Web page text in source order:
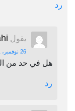
رد
يقول
26 نوفمبر، 2021 الساعة 1:41 م
هل في حد من
رد